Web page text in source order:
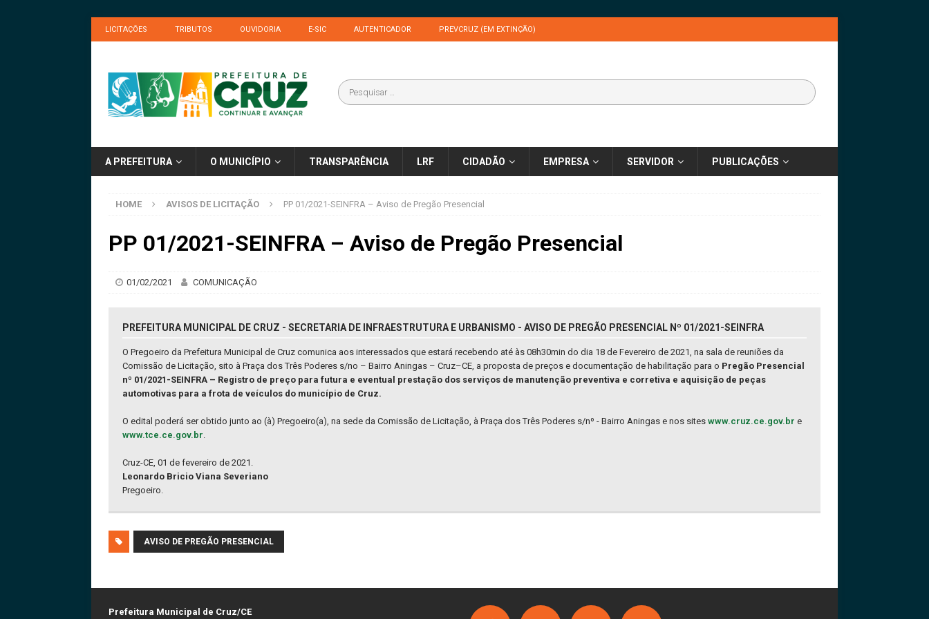
LICITAÇÕES TRIBUTOS OUVIDORIA E-SIC AUTENTICADOR PREVCRUZ (EM EXTINÇÃO)
A PREFEITURA O MUNICÍPIO TRANSPARÊNCIA LRF CIDADÃO EMPRESA SERVIDOR PUBLICAÇÕES
HOME AVISOS DE LICITAÇÃO PP 01/2021-SEINFRA – Aviso de Pregão Presencial
PP 01/2021-SEINFRA – Aviso de Pregão Presencial
01/02/2021 COMUNICAÇÃO
PREFEITURA MUNICIPAL DE CRUZ - SECRETARIA DE INFRAESTRUTURA E URBANISMO - AVISO DE PREGÃO PRESENCIAL Nº 01/2021-SEINFRA
O Pregoeiro da Prefeitura Municipal de Cruz comunica aos interessados que estará recebendo até às 08h30min do dia 18 de Fevereiro de 2021, na sala de reuniões da
Comissão de Licitação, sito à Praça dos Três Poderes s/no – Bairro Aningas – Cruz–CE, a proposta de preços e documentação de habilitação para o Pregão Presencial
nº 01/2021-SEINFRA – Registro de preço para futura e eventual prestação dos serviços de manutenção preventiva e corretiva e aquisição de peças
automotivas para a frota de veículos do município de Cruz.
O edital poderá ser obtido junto ao (à) Pregoeiro(a), na sede da Comissão de Licitação, à Praça dos Três Poderes s/nº - Bairro Aningas e nos sites www.cruz.ce.gov.br e
www.tce.ce.gov.br.
Cruz-CE, 01 de fevereiro de 2021.
Leonardo Bricio Viana Severiano
Pregoeiro.
AVISO DE PREGÃO PRESENCIAL
Prefeitura Municipal de Cruz/CE